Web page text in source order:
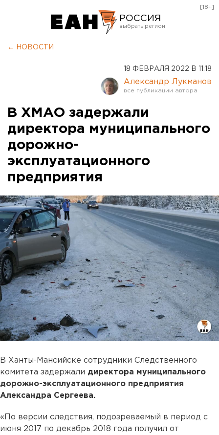
РОССИЯ
Оренбург
[18+]
← НОВОСТИ
18 ФЕВРАЛЯ 2022 В 11:18
Александр Лукманов
В ХМАО задержали
директора муниципального
дорожно-
эксплуатационного
предприятия
В Ханты-Мансийске сотрудники Следственного
комитета задержали директора муниципального
дорожно-эксплуатационного предприятия
Александра Сергеева.
«По версии следствия, подозреваемый в период с
июня 2017 по декабрь 2018 года получил от